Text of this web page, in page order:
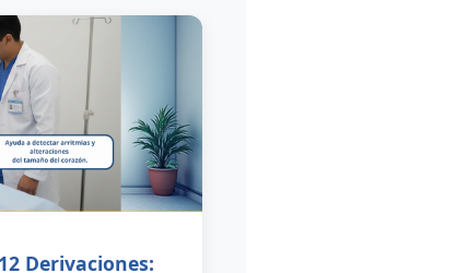
Derivaciones: